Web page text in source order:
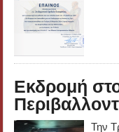
Εκδρομή
Την